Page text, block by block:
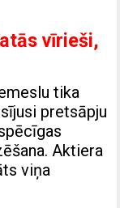
vīrieši,
tika
pretsāpju
Aktiera
viņa